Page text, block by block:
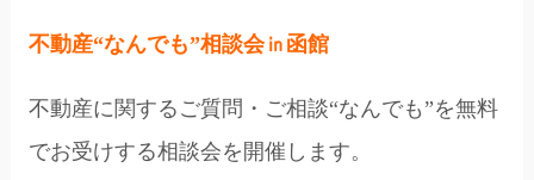
不動産“なんでも”相談会㏌ 函館
不動産に関するご質問・ご相談“なんでも”を無料
でお受けする相談会を開催します。